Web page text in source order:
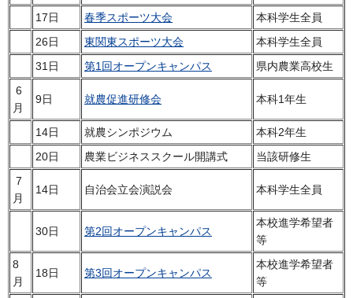
17日 春季スポーツ大会
本科学生全員
26日
東関東スポーツ大会
本科学生全員
31日
第1回オープンキャンパス
県内農業高校生
6
月
9日 就農促進研修会 本科1年生
14日 就農シンポジウム
本科2年生
20日
農業ビジネススクール開講式
当該研修生
7
月
14日 自治会立会演説会 本科学生全員
30日 第2回オープンキャンパス
本校進学希望者
等
8
月
18日 第3回オープンキャンパス
本校進学希望者
等